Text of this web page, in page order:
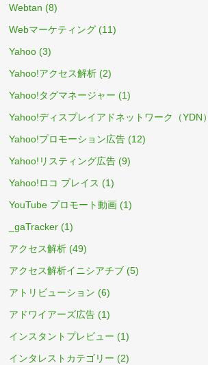
Webtan (8)
Webマーケティング (11)
Yahoo (3)
Yahoo!アクセス解析 (2)
Yahoo!タグマネージャー (1)
Yahoo!ディスプレイアドネットワーク（YDN）
Yahoo!プロモーション広告 (12)
Yahoo!リスティング広告 (9)
Yahoo!ロコ プレイス (1)
YouTube プロモート動画 (1)
_gaTracker (1)
アクセス解析 (49)
アクセス解析イニシアチブ (5)
アトリビューション (6)
アドワイアーズ広告 (1)
インスタントプレビュー (1)
インタレストカテゴリー (2)